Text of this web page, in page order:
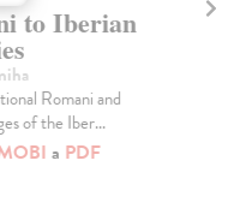
to Iberian
Romani and
of the Iber...
a PDF